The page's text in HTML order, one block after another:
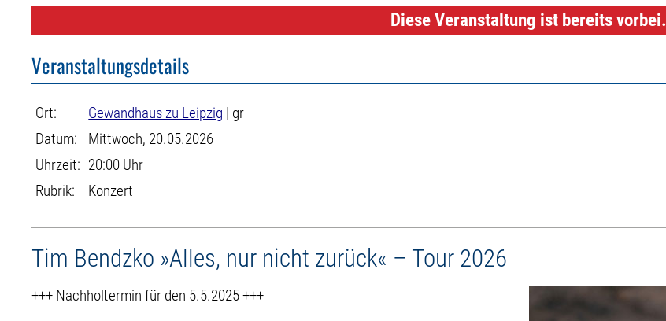
Diese Veranstaltung ist bereits vorbei.
Veranstaltungsdetails
Ort: Gewandhaus zu Leipzig | gr
Datum:
Mittwoch, 20.05.2026
Uhrzeit: 20:00 Uhr
Rubrik:
Konzert
Tim Bendzko »Alles, nur nicht zurück« – Tour 2026
+++ Nachholtermin für den 5.5.2025 +++